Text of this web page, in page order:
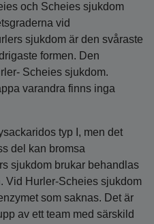
och Scheies sjukdom
vid
sjukdom är den svåraste
formen. Den
Scheies sjukdom.
varandra finns inga
typ I, men det
del kan bromsa
sjukdom brukar behandlas
Vid Hurler-Scheies sjukdom
som saknas. Det är
av ett team med särskild